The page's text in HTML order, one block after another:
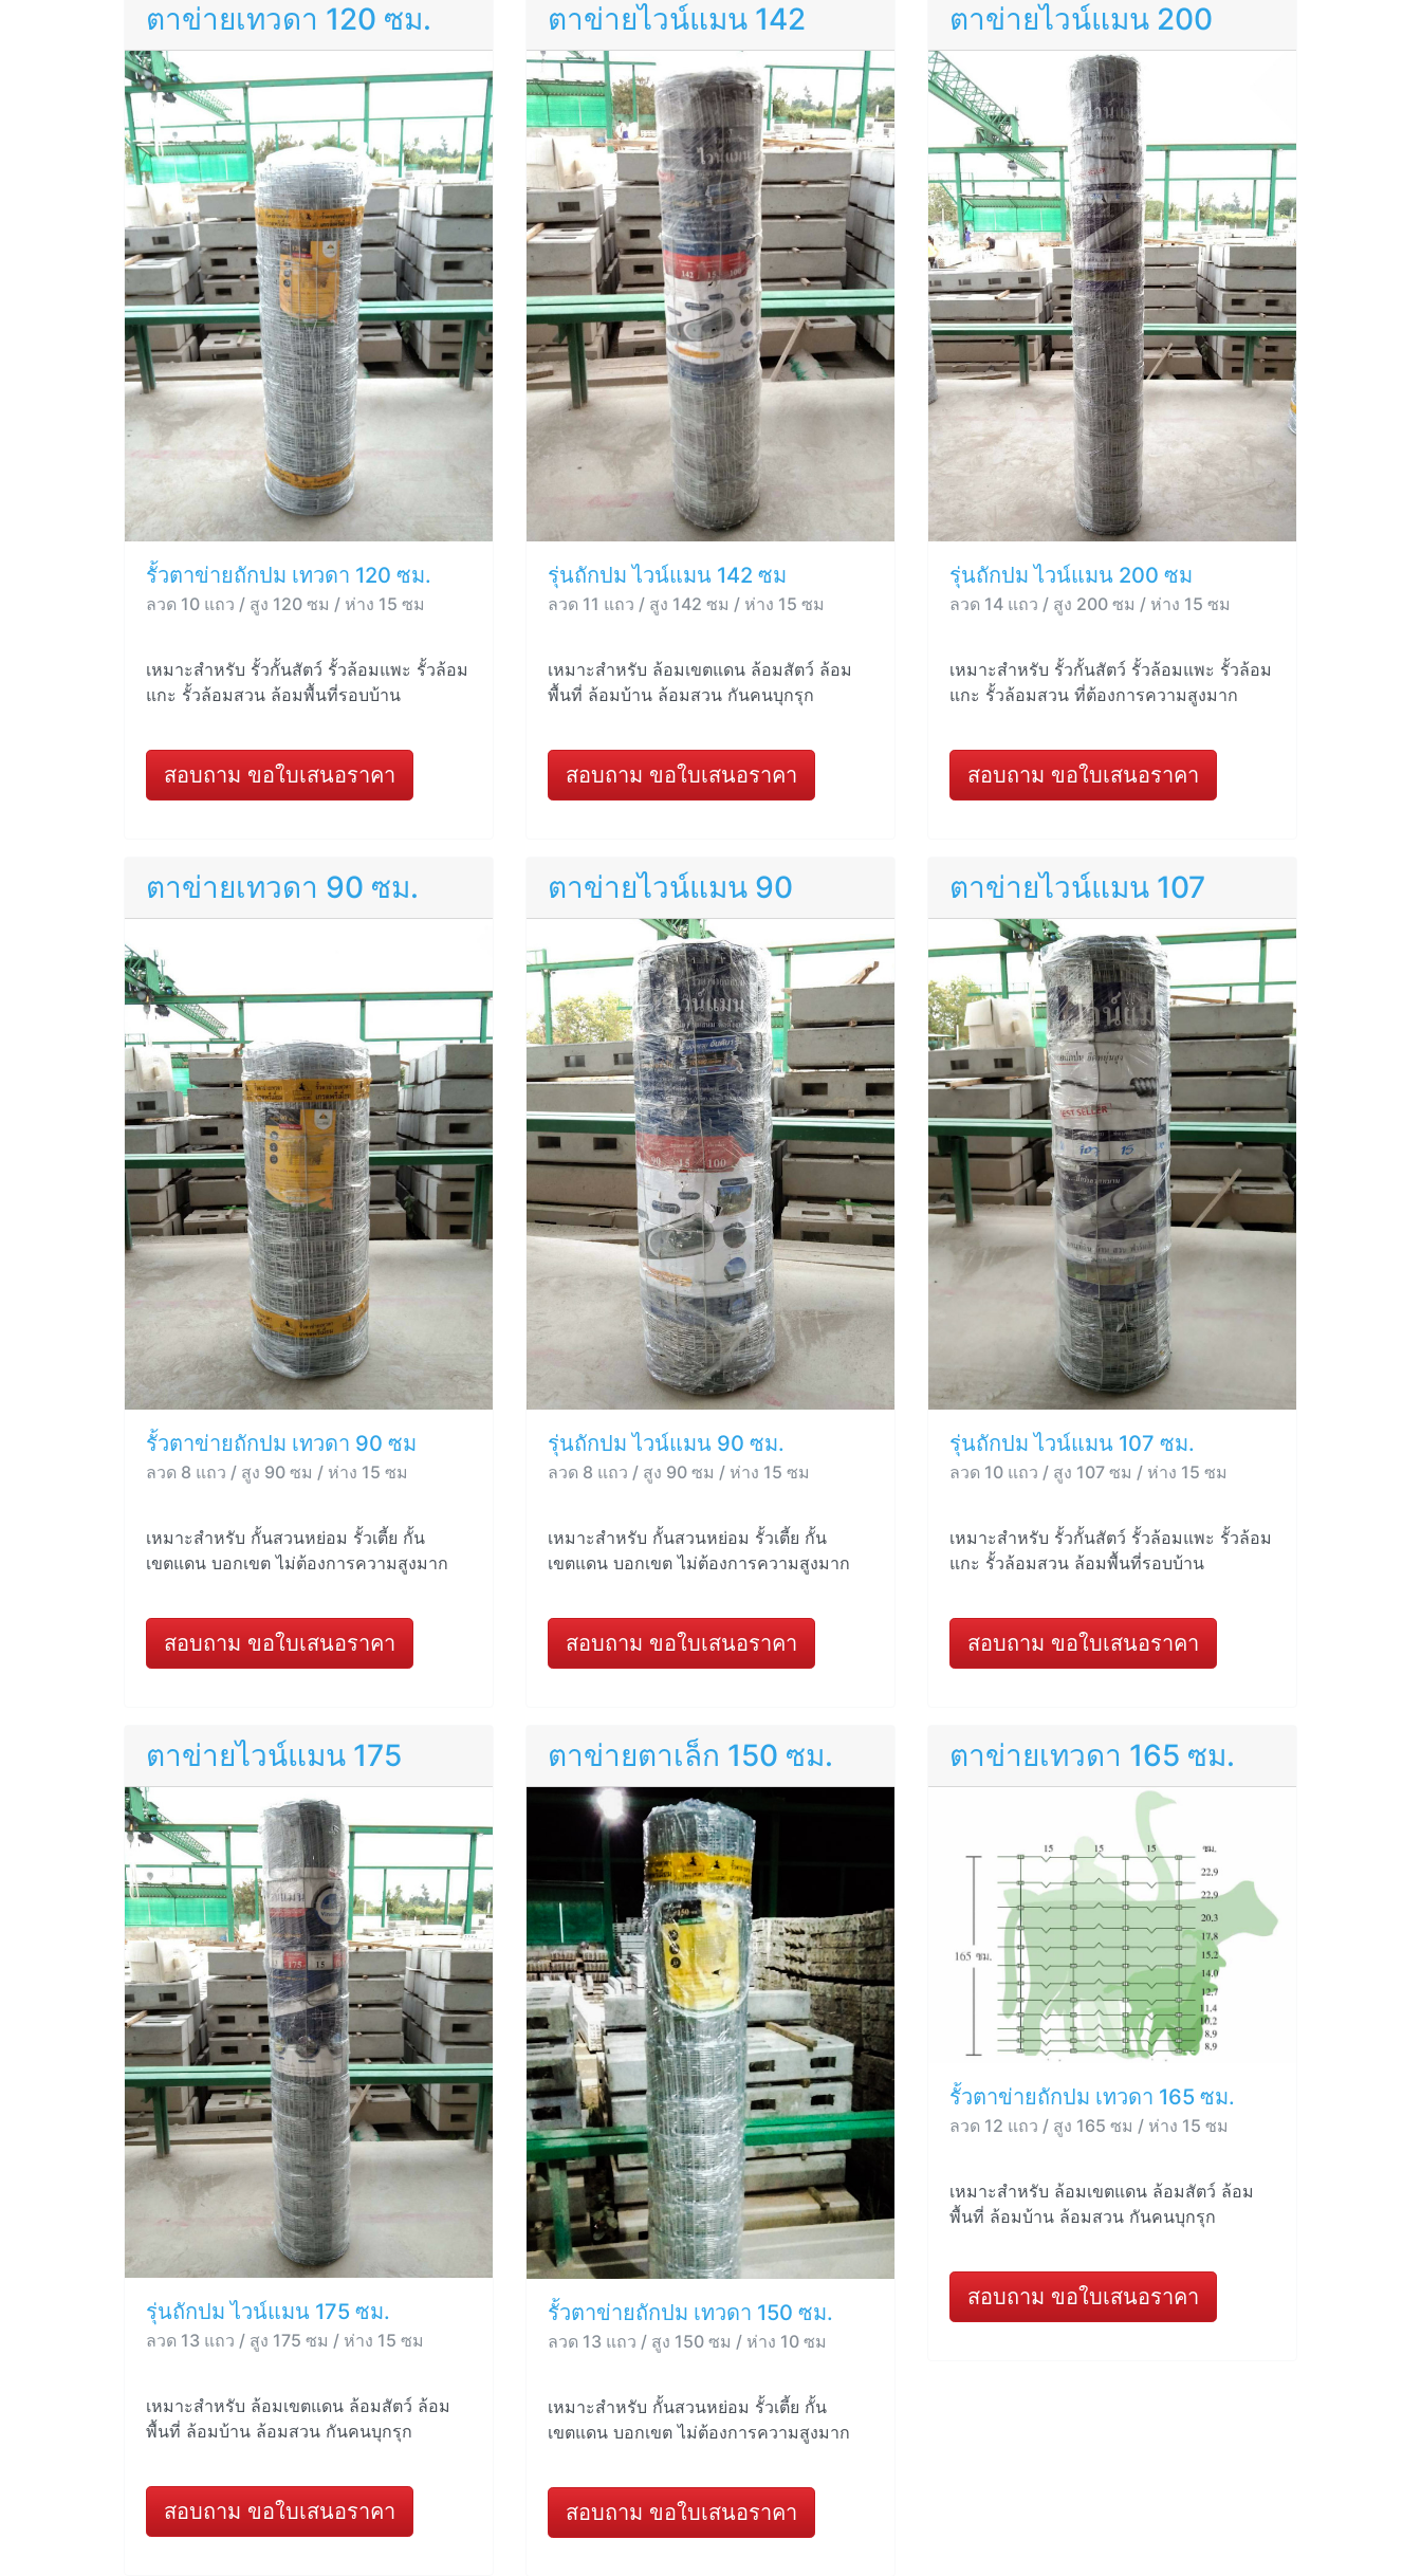
ตาข่ายเทวดา 120 ซม.
รั้วตาข่ายถักปม เทวดา 120 ซม.
ลวด 10 แถว / สูง 120 ซม / ห่าง 15 ซม
เหมาะสำหรับ รั้วกั้นสัตว์ รั้วล้อมแพะ รั้วล้อม
แกะ รั้วล้อมสวน ล้อมพื้นที่รอบบ้าน
สอบถาม ขอใบเสนอราคา
ตาข่ายไวน์แมน 142
รุ่นถักปม ไวน์แมน 142 ซม
ลวด 11 แถว / สูง 142 ซม / ห่าง 15 ซม
เหมาะสำหรับ ล้อมเขตแดน ล้อมสัตว์ ล้อม
พื้นที่ ล้อมบ้าน ล้อมสวน กันคนบุกรุก
สอบถาม ขอใบเสนอราคา
ตาข่ายไวน์แมน 200
รุ่นถักปม ไวน์แมน 200 ซม
ลวด 14 แถว / สูง 200 ซม / ห่าง 15 ซม
เหมาะสำหรับ รั้วกั้นสัตว์ รั้วล้อมแพะ รั้วล้อม
แกะ รั้วล้อมสวน ที่ต้องการความสูงมาก
สอบถาม ขอใบเสนอราคา
ตาข่ายเทวดา 90 ซม.
รั้วตาข่ายถักปม เทวดา 90 ซม
ลวด 8 แถว / สูง 90 ซม / ห่าง 15 ซม
เหมาะสำหรับ กั้นสวนหย่อม รั้วเตี้ย กั้น
เขตแดน บอกเขต ไม่ต้องการความสูงมาก
สอบถาม ขอใบเสนอราคา
ตาข่ายไวน์แมน 90
รุ่นถักปม ไวน์แมน 90 ซม.
ลวด 8 แถว / สูง 90 ซม / ห่าง 15 ซม
เหมาะสำหรับ กั้นสวนหย่อม รั้วเตี้ย กั้น
เขตแดน บอกเขต ไม่ต้องการความสูงมาก
สอบถาม ขอใบเสนอราคา
ตาข่ายไวน์แมน 107
รุ่นถักปม ไวน์แมน 107 ซม.
ลวด 10 แถว / สูง 107 ซม / ห่าง 15 ซม
เหมาะสำหรับ รั้วกั้นสัตว์ รั้วล้อมแพะ รั้วล้อม
แกะ รั้วล้อมสวน ล้อมพื้นที่รอบบ้าน
สอบถาม ขอใบเสนอราคา
ตาข่ายไวน์แมน 175
รุ่นถักปม ไวน์แมน 175 ซม.
ลวด 13 แถว / สูง 175 ซม / ห่าง 15 ซม
เหมาะสำหรับ ล้อมเขตแดน ล้อมสัตว์ ล้อม
พื้นที่ ล้อมบ้าน ล้อมสวน กันคนบุกรุก
สอบถาม ขอใบเสนอราคา
ตาข่ายตาเล็ก 150 ซม.
รั้วตาข่ายถักปม เทวดา 150 ซม.
ลวด 13 แถว / สูง 150 ซม / ห่าง 10 ซม
เหมาะสำหรับ กั้นสวนหย่อม รั้วเตี้ย กั้น
เขตแดน บอกเขต ไม่ต้องการความสูงมาก
สอบถาม ขอใบเสนอราคา
ตาข่ายเทวดา 165 ซม.
รั้วตาข่ายถักปม เทวดา 165 ซม.
ลวด 12 แถว / สูง 165 ซม / ห่าง 15 ซม
เหมาะสำหรับ ล้อมเขตแดน ล้อมสัตว์ ล้อม
พื้นที่ ล้อมบ้าน ล้อมสวน กันคนบุกรุก
สอบถาม ขอใบเสนอราคา